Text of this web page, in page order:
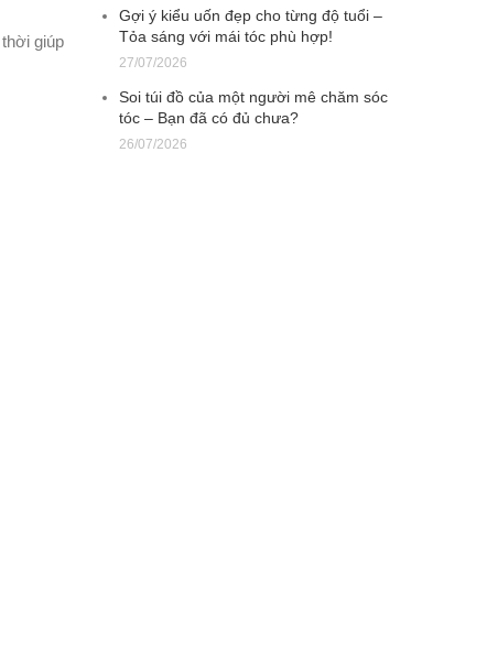
giúp
Gợi ý kiểu uốn đẹp cho từng độ tuổi –
Tỏa sáng với mái tóc phù hợp!
27/07/2026
Soi túi đồ của một người mê chăm sóc
tóc – Bạn đã có đủ chưa?
26/07/2026